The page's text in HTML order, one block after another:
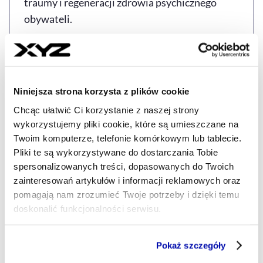
Niniejsza strona korzysta z plików cookie
Chcąc ułatwić Ci korzystanie z naszej strony
wykorzystujemy pliki cookie, które są umieszczane na
Twoim komputerze, telefonie komórkowym lub tablecie.
Pliki te są wykorzystywane do dostarczania Tobie
spersonalizowanych treści, dopasowanych do Twoich
zainteresowań artykułów i informacji reklamowych oraz
pomagają nam zrozumieć Twoje potrzeby i dzięki temu
doskonalić funkcjonalności serwisu.
Pokaż szczegóły
obywateli.
Według badań cytowanych przez Pierwszą
psychologiczną otrzymało 600 tysięcy osób.
Pomoc świadczyli specjaliści wyszkoleni
również w najlepszych klinikach świata.
– Ci, którzy ocaleli, mają nadzieję na to, że będą
mogli żyć dalej. Gospodarka nadal działa, bo
wiele osób idzie do pracy po nocach
spędzonych w piwnicach, w terrorze – mówiła
podobnych warunkach funkcjonuje system